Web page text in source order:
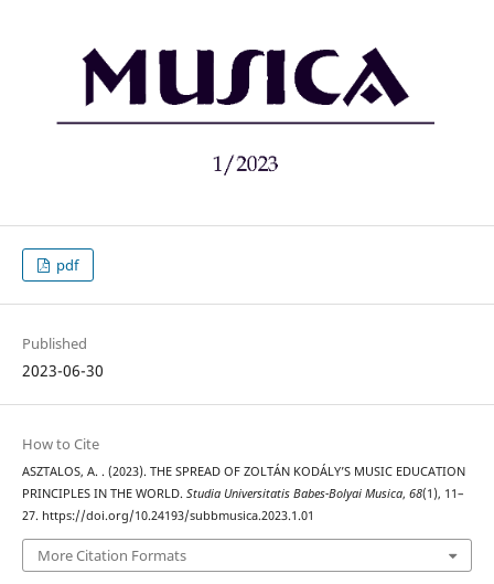
pdf
Published
2023-06-30
How to Cite
ASZTALOS, A. . (2023). THE SPREAD OF ZOLTÁN KODÁLY’S MUSIC EDUCATION
PRINCIPLES IN THE WORLD. Studia Universitatis Babes-Bolyai Musica, 68(1), 11–
27. https://doi.org/10.24193/subbmusica.2023.1.01
More Citation Formats